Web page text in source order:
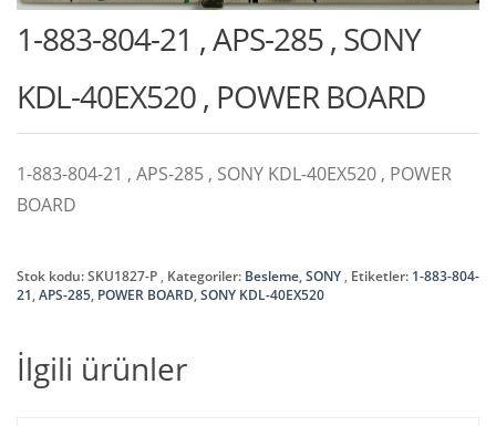
1-883-804-21 , APS-285 , SONY
KDL-40EX520 , POWER BOARD
1-883-804-21 , APS-285 , SONY KDL-40EX520 , POWER
BOARD
Stok kodu:SKU1827-P Kategoriler: Besleme,SONY Etiketler: 1-883-804-
21,APS-285, POWER BOARD,SONY KDL-40EX520
İlgili ürünler